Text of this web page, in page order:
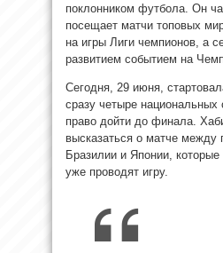
поклонником футбола. Он
посещает матчи топовых
на игры Лиги чемпионов, а
развитием событием на
Сегодня, 29 июня,
сразу четыре
право дойти до финала.
высказаться о матче между
Бразилии и Японии,
уже проводят игру.